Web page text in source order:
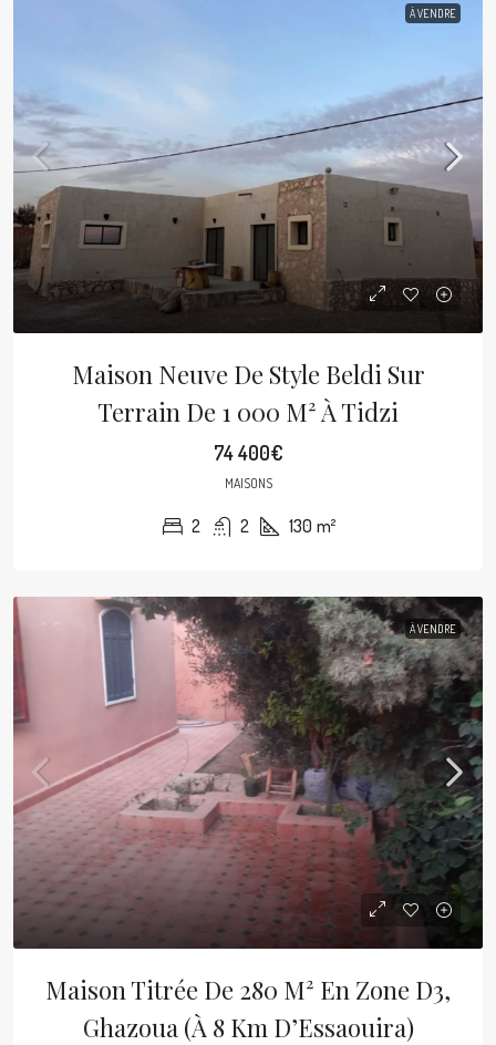
À VENDRE
Maison Neuve De Style Beldi Sur
Terrain De 1 000 M² À Tidzi
74 400€
MAISONS
2 2 130 m²
À VENDRE
Maison Titrée De 280 M² En Zone D3,
Ghazoua (à 8 Km D’Essaouira)